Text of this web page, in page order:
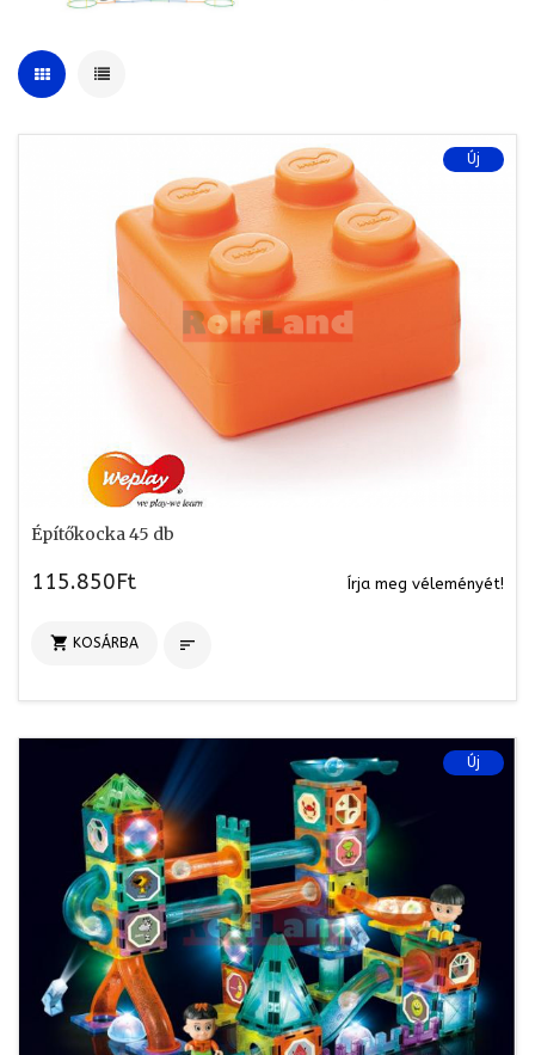
Új
Építőkocka 45 db
115.850Ft Írja meg véleményét!
 KOSÁRBA 
Új